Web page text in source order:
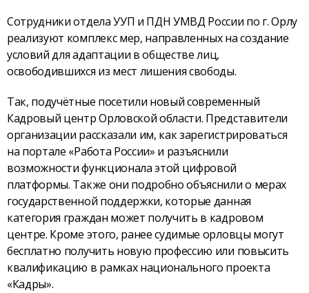
Сотрудники отдела УУП и ПДН УМВД России по г. Орлу
реализуют комплекс мер, направленных на создание
условий для адаптации в обществе лиц,
освободившихся из мест лишения свободы.
Так, подучётные посетили новый современный
Кадровый центр Орловской области. Представители
организации рассказали им, как зарегистрироваться
на портале «Работа России» и разъяснили
возможности функционала этой цифровой
платформы. Также они подробно объяснили о мерах
государственной поддержки, которые данная
категория граждан может получить в кадровом
центре. Кроме этого, ранее судимые орловцы могут
бесплатно получить новую профессию или повысить
квалификацию в рамках национального проекта
«Кадры».